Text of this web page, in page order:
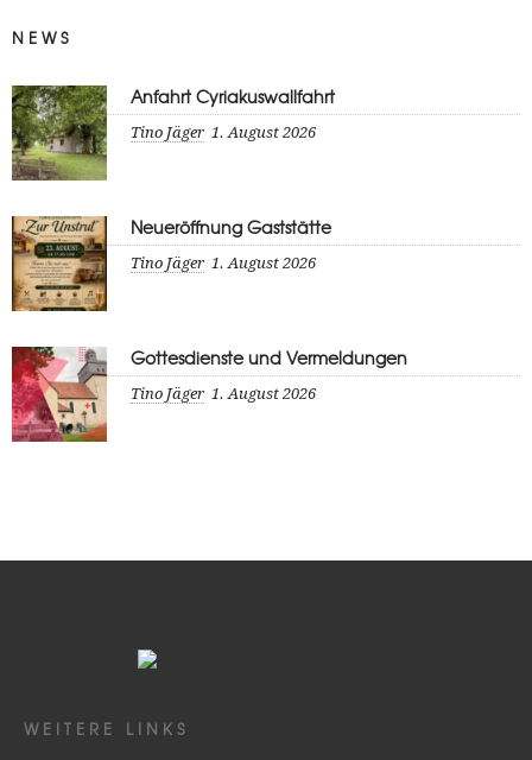
NEWS
Anfahrt Cyriakuswallfahrt
Tino Jäger 1. August 2026
Neueröffnung Gaststätte
Tino Jäger 1. August 2026
Gottesdienste und Vermeldungen
Tino Jäger 1. August 2026
WEITERE LINKS